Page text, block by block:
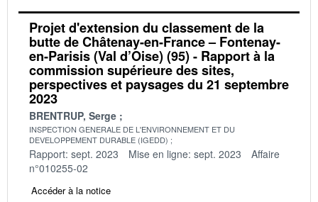
Projet d'extension du classement de la
butte de Châtenay-en-France – Fontenay-
en-Parisis (Val d’Oise) (95) - Rapport à la
commission supérieure des sites,
perspectives et paysages du 21 septembre
2023
BRENTRUP, Serge
INSPECTION GENERALE DE L'ENVIRONNEMENT ET DU
DEVELOPPEMENT DURABLE (IGEDD)
Rapport: sept. 2023 Mise en ligne: sept. 2023
Affaire
n°010255-02
Accéder à la notice